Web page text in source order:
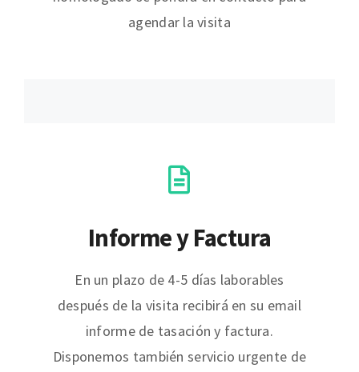
agendar la visita
Informe y Factura
En un plazo de 4-5 días laborables
después de la visita recibirá en su email
informe de tasación y factura.
Disponemos también servicio urgente de